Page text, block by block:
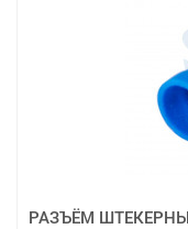
РАЗЪЁМ